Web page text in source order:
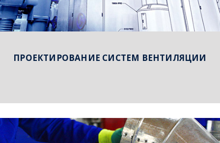
ПРОЕКТИРОВАНИЕ СИСТЕМ ВЕНТИЛЯЦИИ